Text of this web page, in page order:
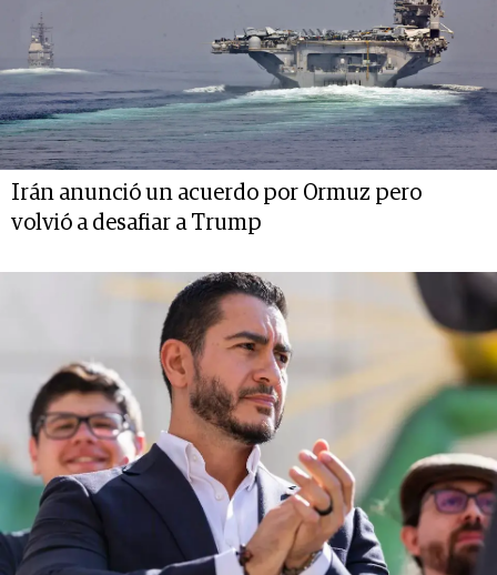
Irán anunció un acuerdo por Ormuz pero
volvió a desafiar a Trump